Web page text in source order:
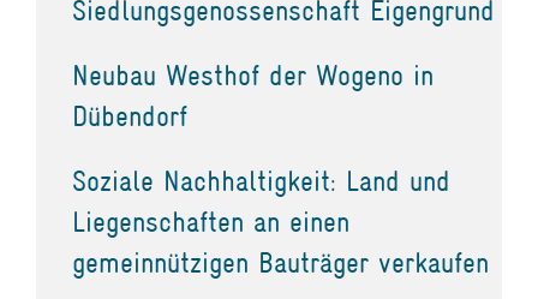
Siedlungsgenossenschaft Eigengrund
Neubau Westhof der Wogeno in
Dübendorf
Soziale Nachhaltigkeit: Land und
Liegenschaften an einen
gemeinnützigen Bauträger verkaufen